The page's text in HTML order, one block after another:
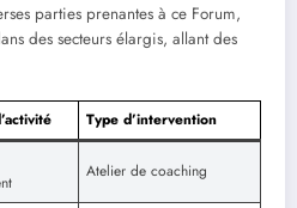
parties prenantes à ce Forum,
des secteurs élargis, allant des
Type d’intervention
Atelier de coaching